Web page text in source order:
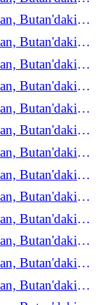
Butan'daki
Butan'daki
Butan'daki
Butan'daki
Butan'daki
Butan'daki
Butan'daki
Butan'daki
Butan'daki
Butan'daki
Butan'daki
Butan'daki
Butan'daki